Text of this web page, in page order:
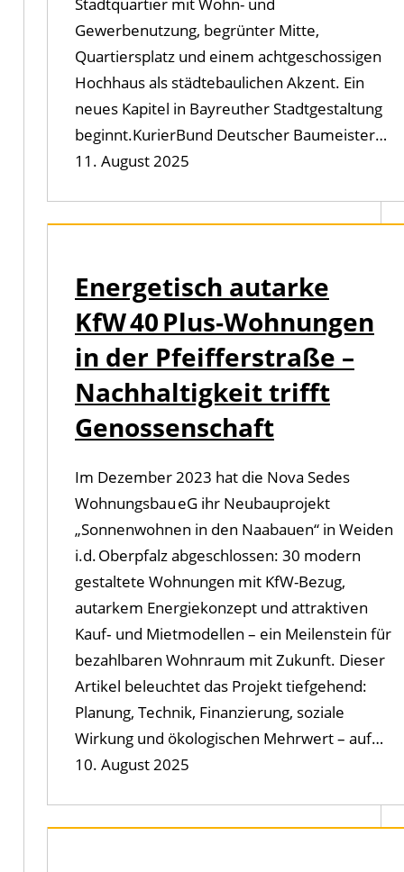
Stadtquartier mit Wohn- und
Gewerbenutzung, begrünter Mitte,
Quartiersplatz und einem achtgeschossigen
Hochhaus als städtebaulichen Akzent. Ein
neues Kapitel in Bayreuther Stadtgestaltung
beginnt.KurierBund Deutscher Baumeister…
11. August 2025
Energetisch autarke
KfW 40 Plus‑Wohnungen
in der Pfeifferstraße –
Nachhaltigkeit trifft
Genossenschaft
Im Dezember 2023 hat die Nova Sedes
Wohnungsbau eG ihr Neubauprojekt
„Sonnenwohnen in den Naabauen“ in Weiden
i.d. Oberpfalz abgeschlossen: 30 modern
gestaltete Wohnungen mit KfW-Bezug,
autarkem Energiekonzept und attraktiven
Kauf‑ und Mietmodellen – ein Meilenstein für
bezahlbaren Wohnraum mit Zukunft. Dieser
Artikel beleuchtet das Projekt tiefgehend:
Planung, Technik, Finanzierung, soziale
Wirkung und ökologischen Mehrwert – auf…
10. August 2025